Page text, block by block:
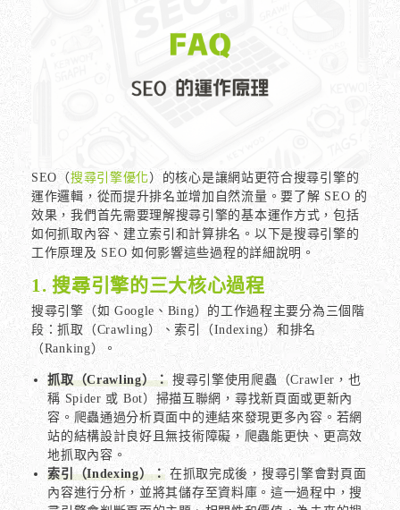
SEO（搜尋引擎優化）的核心是讓網站更符合搜尋引擎的
運作邏輯，從而提升排名並增加自然流量。要了解 SEO 的
效果，我們首先需要理解搜尋引擎的基本運作方式，包括
如何抓取內容、建立索引和計算排名。以下是搜尋引擎的
工作原理及 SEO 如何影響這些過程的詳細說明。
1. 搜尋引擎的三大核心過程
搜尋引擎（如 Google、Bing）的工作過程主要分為三個階
段：抓取（Crawling）、索引（Indexing）和排名
（Ranking）。
抓取（Crawling）： 搜尋引擎使用爬蟲（Crawler，也
稱 Spider 或 Bot）掃描互聯網，尋找新頁面或更新內
容。爬蟲通過分析頁面中的連結來發現更多內容。若網
站的結構設計良好且無技術障礙，爬蟲能更快、更高效
地抓取內容。
索引（Indexing）： 在抓取完成後，搜尋引擎會對頁面
內容進行分析，並將其儲存至資料庫。這一過程中，搜